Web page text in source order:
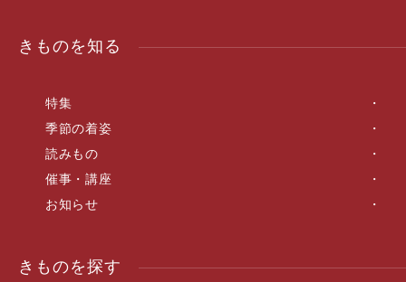
きものを知る
特集
季節の着姿
読みもの
催事・講座
お知らせ
きものを探す